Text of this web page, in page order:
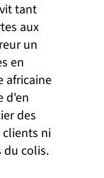
tant
aux
un
en
africaine
d'en
des
clients ni
du colis.